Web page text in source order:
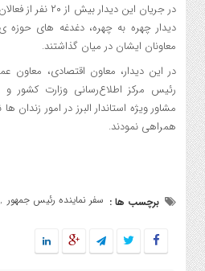
در جریان این
دیدار چهره به چهره، دغدغه های حوزه
معاونان ایشان در میان گذاشتند.
در این دیدار، معاون اقتصادی، معاون
رئیس مرکز اطلاع‌رسانی وزارت کشور و
مشاور ویژه استاندار البرز در امور زندان
همراهی نمودند.
برچسب ها : سفر نماینده رئیس جمهور ,